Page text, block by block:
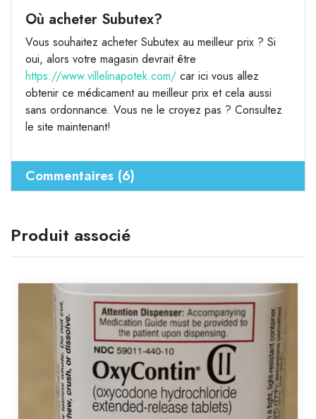
Où acheter Subutex?
Vous souhaitez acheter Subutex au meilleur prix ? Si
oui, alors votre magasin devrait être
https://www.villelinapotek.com/ car ici vous allez
obtenir ce médicament au meilleur prix et cela aussi
sans ordonnance. Vous ne le croyez pas ? Consultez
le site maintenant!
Commentaires (6)
Produit associé